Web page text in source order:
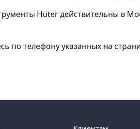
Huter действительны в
по телефону указанных на